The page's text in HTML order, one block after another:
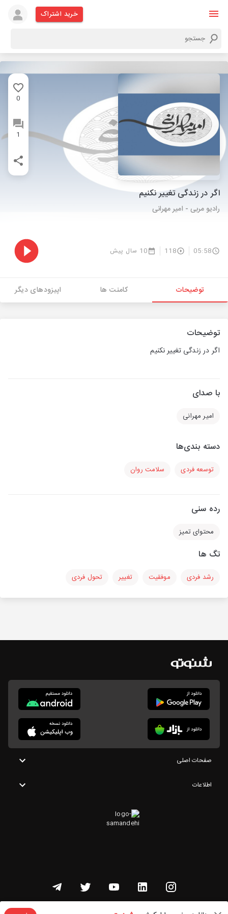
خرید اشتراک
0
1
اگر در زندگی تغییر نکنیم
رادیو مربی - امیر مهرانی
05:58
118 10 سال پیش
توضیحات کامنت ها اپیزودهای دیگر
توضیحات
اگر در زندگی تغییر نکنیم
با صدای
امیر مهرانی
دسته بندی‌ها
توسعه فردی سلامت روان
رده سنی
محتوای تمیز
تگ ها
رشد فردی موفقیت تغییر تحول فردی
صفحات اصلی
اطلاعات
تمامی حقوق این وبسایت متعلق به شنوتو است